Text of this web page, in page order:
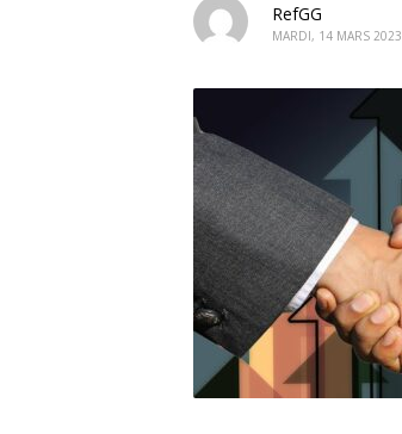
RefGG
MARDI, 14 MARS 2023